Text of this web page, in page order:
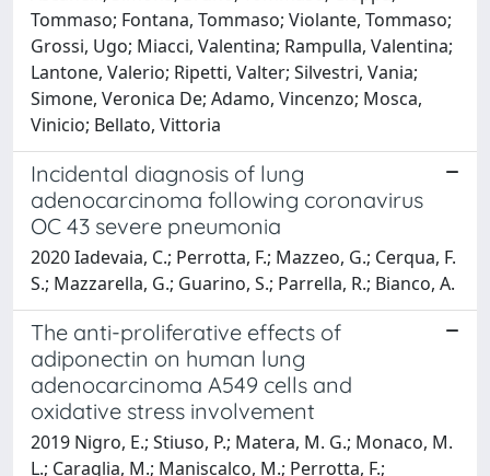
Tommaso; Fontana, Tommaso; Violante, Tommaso;
Grossi, Ugo; Miacci, Valentina; Rampulla, Valentina;
Lantone, Valerio; Ripetti, Valter; Silvestri, Vania;
Simone, Veronica De; Adamo, Vincenzo; Mosca,
Vinicio; Bellato, Vittoria
Incidental diagnosis of lung
adenocarcinoma following coronavirus
OC 43 severe pneumonia
2020 Iadevaia, C.; Perrotta, F.; Mazzeo, G.; Cerqua, F.
S.; Mazzarella, G.; Guarino, S.; Parrella, R.; Bianco, A.
The anti-proliferative effects of
adiponectin on human lung
adenocarcinoma A549 cells and
oxidative stress involvement
2019 Nigro, E.; Stiuso, P.; Matera, M. G.; Monaco, M.
L.; Caraglia, M.; Maniscalco, M.; Perrotta, F.;